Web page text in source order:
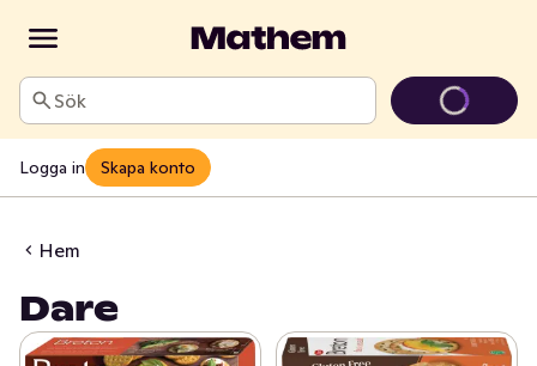
Sök
Logga in Skapa konto
Hem
Dare